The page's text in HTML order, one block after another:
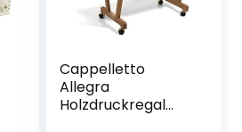
Cappelletto
Allegra
Holzdruckregal